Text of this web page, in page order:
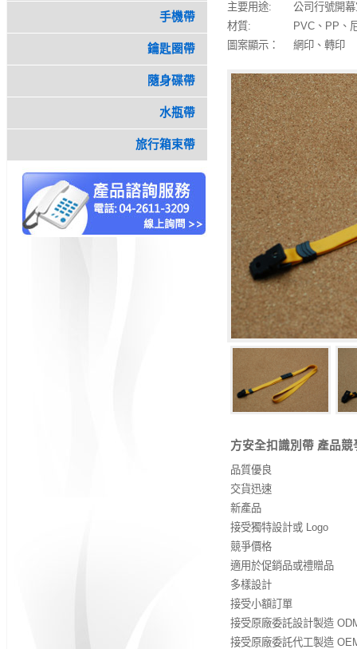
手機帶
鑰匙圈帶
隨身碟帶
水瓶帶
旅行箱束帶
主要用途:
公司行號開
材質:
PVC、PP、
圖案顯示：
網印、轉印
方安全扣識別帶 產品競
品質優良
交貨迅速
新產品
接受獨特設計或 Logo
競爭價格
適用於促銷品或禮贈品
多樣設計
接受小額訂單
接受原廠委託設計製造
接受原廠委託代工製造